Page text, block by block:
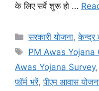
के लिए सर्वे शुरू हो …
Categories
सरकारी योजना,केन्द्र
Tags
PM Awas Yojana
Awas Yojana Survey
फॉर्म भरें,पीएम आवास